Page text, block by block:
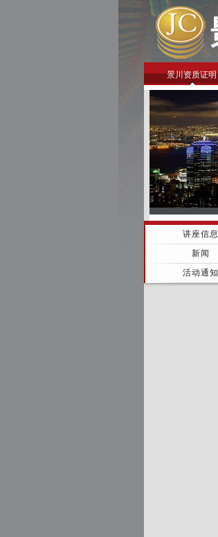
景川资质证明
讲座信息
新闻
活动通知